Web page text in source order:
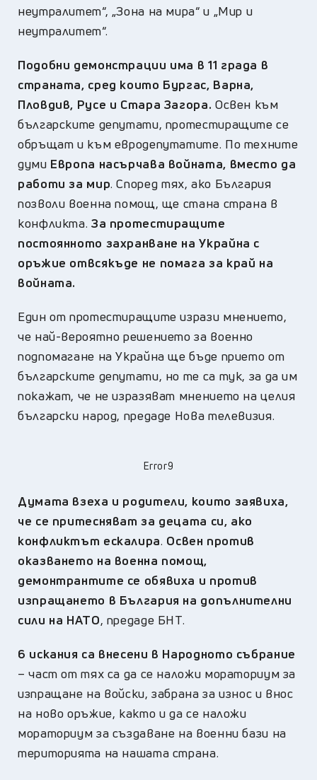
неутралитет“, „Зона на мира“ и „Мир и
неутралитет“.
Подобни демонстрации има в 11 града в
страната, сред които Бургас, Варна,
Пловдив, Русе и Стара Загора. Освен към
българските депутати, протестиращите се
обръщат и към евродепутатите. По техните
думи Европа насърчава войната, вместо да
работи за мир. Според тях, ако България
позволи военна помощ, ще стана страна в
конфликта. За протестиращите
постоянното захранване на Украйна с
оръжие отвсякъде не помага за край на
войната.
Един от протестиращите изрази мнението,
че най-вероятно решението за военно
подпомагане на Украйна ще бъде прието от
българските депутати, но те са тук, за да им
покажат, че не изразяват мнението на целия
български народ, предаде Нова телевизия.
Error9
Думата взеха и родители, които заявиха,
че се притесняват за децата си, ако
конфликтът ескалира. Освен против
оказването на военна помощ,
демонтрантите се обявиха и против
изпращането в България на допълнителни
сили на НАТО, предаде БНТ.
6 искания са внесени в Народното събрание
– част от тях са да се наложи мораториум за
изпращане на войски, забрана за износ и внос
на ново оръжие, както и да се наложи
мораториум за създаване на военни бази на
територията на нашата страна.